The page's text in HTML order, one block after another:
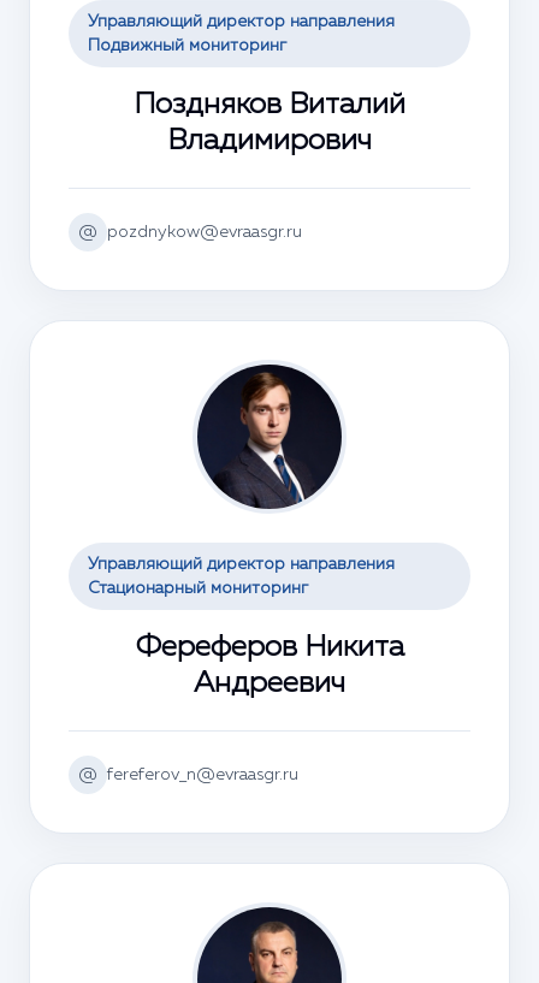
Управляющий директор направления
Подвижный мониторинг
Поздняков Виталий
Владимирович
@ pozdnykow@evraasgr.ru
Управляющий директор направления
Стационарный мониторинг
Фереферов Никита
Андреевич
@ fereferov_n@evraasgr.ru